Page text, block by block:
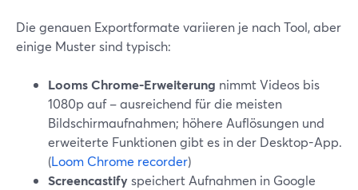
Die genauen Exportformate variieren je nach Tool, aber
einige Muster sind typisch:
Looms Chrome-Erweiterung nimmt Videos bis
1080p auf – ausreichend für die meisten
Bildschirmaufnahmen; höhere Auflösungen und
erweiterte Funktionen gibt es in der Desktop-App.
(Loom Chrome recorder)
Screencastifyspeichert Aufnahmen in Google